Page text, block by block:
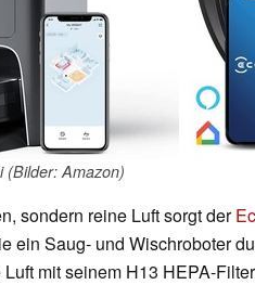
(Bilder: Amazon)
sondern reine Luft sorgt der
ein Saug- und Wischroboter
mit seinem H13 HEPA-